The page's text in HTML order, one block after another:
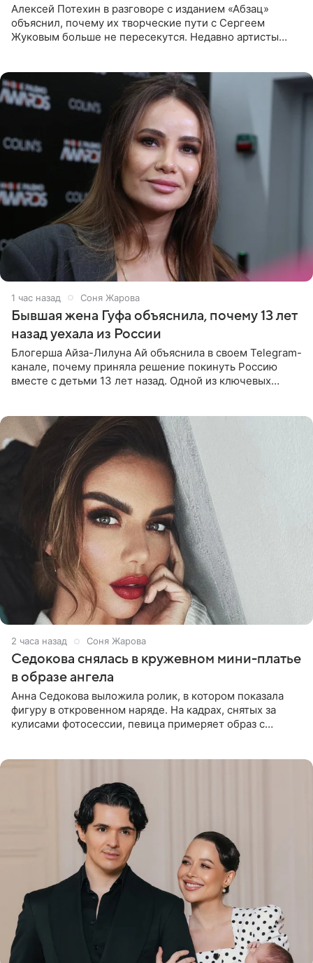
Алексей Потехин в разговоре с изданием «Абзац»
объяснил, почему их творческие пути с Сергеем
Жуковым больше не пересекутся. Недавно артисты
1 час назад Соня Жарова
Бывшая жена Гуфа объяснила, почему 13 лет
назад уехала из России
Блогерша Айза-Лилуна Ай объяснила в своем Telegram-
канале, почему приняла решение покинуть Россию
вместе с детьми 13 лет назад. Одной из ключевых
2 часа назад Соня Жарова
Седокова снялась в кружевном мини-платье
в образе ангела
Анна Седокова выложила ролик, в котором показала
фигуру в откровенном наряде. На кадрах, снятых за
кулисами фотосессии, певица примеряет образ с